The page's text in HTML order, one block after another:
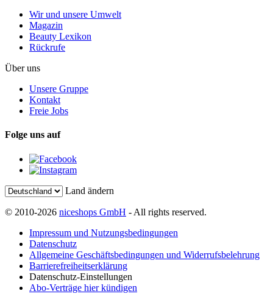
Wir und unsere Umwelt
Magazin
Beauty Lexikon
Rückrufe
Über uns
Unsere Gruppe
Kontakt
Freie Jobs
Folge uns auf
Land ändern
© 2010-2026 niceshops GmbH - All rights reserved.
Impressum und Nutzungsbedingungen
Datenschutz
Allgemeine Geschäftsbedingungen und Widerrufsbelehrung
Barrierefreiheitserklärung
Datenschutz-Einstellungen
Abo-Verträge hier kündigen